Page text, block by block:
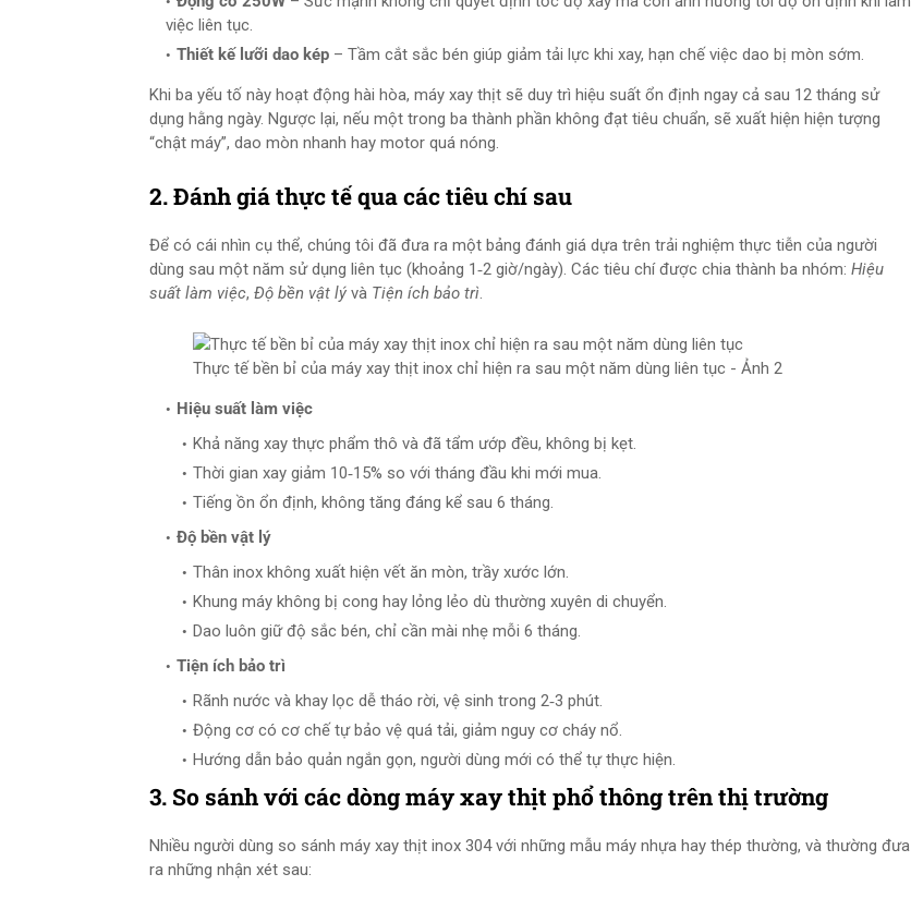
việc liên tục.
Thiết kế lưỡi dao kép – Tầm cắt sắc bén giúp giảm tải lực khi xay, hạn chế việc dao bị mòn sớm.
Khi ba yếu tố này hoạt động hài hòa, máy xay thịt sẽ duy trì hiệu suất ổn định ngay cả sau 12 tháng sử
dụng hằng ngày. Ngược lại, nếu một trong ba thành phần không đạt tiêu chuẩn, sẽ xuất hiện hiện tượng
“chật máy”, dao mòn nhanh hay motor quá nóng.
2. Đánh giá thực tế qua các tiêu chí sau
Để có cái nhìn cụ thể, chúng tôi đã đưa ra một bảng đánh giá dựa trên trải nghiệm thực tiễn của người
dùng sau một năm sử dụng liên tục (khoảng 1‑2 giờ/ngày). Các tiêu chí được chia thành ba nhóm: Hiệu
suất làm việc, Độ bền vật lý và Tiện ích bảo trì.
Thực tế bền bỉ của máy xay thịt inox chỉ hiện ra sau một năm dùng liên tục - Ảnh 2
Hiệu suất làm việc
Khả năng xay thực phẩm thô và đã tẩm ướp đều, không bị kẹt.
Thời gian xay giảm 10‑15% so với tháng đầu khi mới mua.
Tiếng ồn ổn định, không tăng đáng kể sau 6 tháng.
Độ bền vật lý
Thân inox không xuất hiện vết ăn mòn, trầy xước lớn.
Khung máy không bị cong hay lỏng lẻo dù thường xuyên di chuyển.
Dao luôn giữ độ sắc bén, chỉ cần mài nhẹ mỗi 6 tháng.
Tiện ích bảo trì
Rãnh nước và khay lọc dễ tháo rời, vệ sinh trong 2‑3 phút.
Động cơ có cơ chế tự bảo vệ quá tải, giảm nguy cơ cháy nổ.
Hướng dẫn bảo quản ngắn gọn, người dùng mới có thể tự thực hiện.
3. So sánh với các dòng máy xay thịt phổ thông trên thị trường
Nhiều người dùng so sánh máy xay thịt inox 304 với những mẫu máy nhựa hay thép thường, và thường đưa
ra những nhận xét sau: